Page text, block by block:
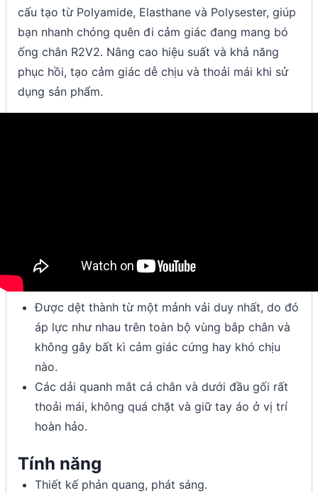
cấu tạo từ Polyamide, Elasthane và Polysester, giúp
bạn nhanh chóng quên đi cảm giác đang mang bó
ống chân R2V2. Nâng cao hiệu suất và khả năng
phục hồi, tạo cảm giác dễ chịu và thoải mái khi sử
dụng sản phẩm.
Được dệt thành từ một mảnh vải duy nhất, do đó
áp lực như nhau trên toàn bộ vùng bắp chân và
không gây bất kì cảm giác cứng hay khó chịu
nào.
Các dải quanh mắt cá chân và dưới đầu gối rất
thoải mái, không quá chặt và giữ tay áo ở vị trí
hoàn hảo.
Tính năng
Thiết kế phản quang, phát sáng.